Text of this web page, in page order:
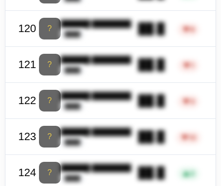
120 ?
██████ ████████
████ ██.█ ▼6
121 ?
██████ ████████
████ ██.█ ▼
122 ?
██████ ████████
████ ██.█ ▼
123 ?
██████ ████████
████ ██.█ ▼ 12
124 ?
██████ ████████
████ ██.█ ▲2